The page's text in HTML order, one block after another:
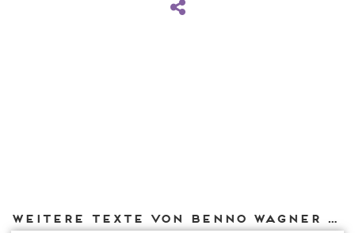
Weitere Texte von Benno Wagner bei DIAPHANES